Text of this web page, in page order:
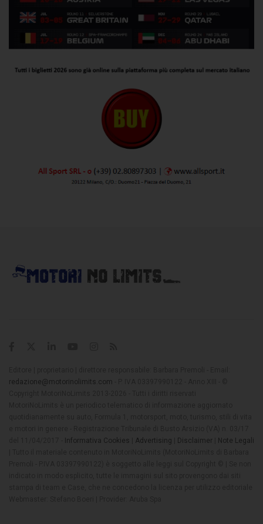
redazione@motorinolimits.com
Informativa Cookies Advertising Disclaimer
Note Legali